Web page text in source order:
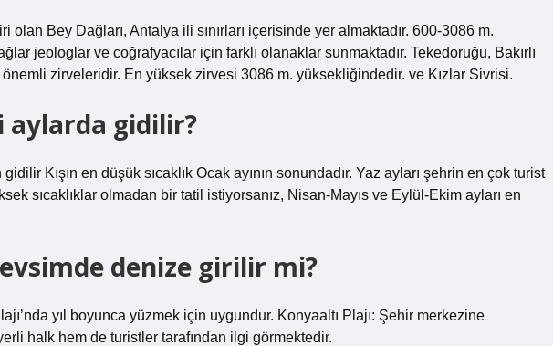
olan Bey Dağları, Antalya ili sınırları içerisinde yer almaktadır. 600-3086 m.
jeologlar ve coğrafyacılar için farklı olanaklar sunmaktadır. Tekedoruğu, Bakırlı
önemli zirveleridir. En yüksek zirvesi 3086 m. yüksekliğindedir. ve Kızlar Sivrisi.
aylarda gidilir?
Kışın en düşük sıcaklık Ocak ayının sonundadır. Yaz ayları şehrin en çok turist
sıcaklıklar olmadan bir tatil istiyorsanız, Nisan-Mayıs ve Eylül-Ekim ayları en
denize girilir mi?
yıl boyunca yüzmek için uygundur. Konyaaltı Plajı: Şehir merkezine
halk hem de turistler tarafından ilgi görmektedir.